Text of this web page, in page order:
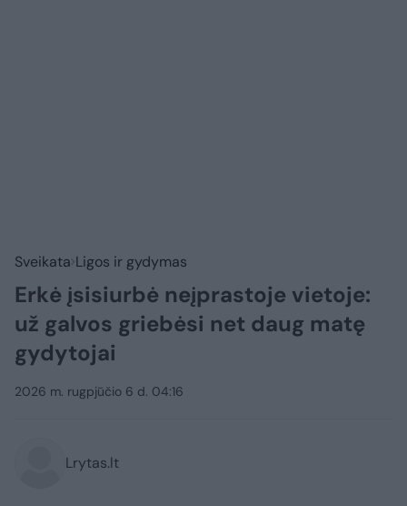
Sveikata Ligos ir gydymas
Erkė įsisiurbė neįprastoje vietoje:
už galvos griebėsi net daug matę
gydytojai
2026 m. rugpjūčio 6 d. 04:16
Lrytas.lt